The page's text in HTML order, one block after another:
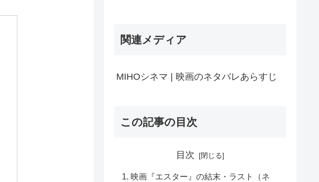
関連メディア
MIHOシネマ | 映画のネタバレあらすじ
この記事の目次
目次
映画『エスター』の結末・ラスト（ネ